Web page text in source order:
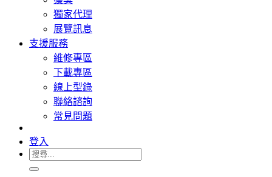
獨家代理
展覽訊息
支援服務
維修專區
下載專區
線上型錄
聯絡諮詢
常見問題
登入